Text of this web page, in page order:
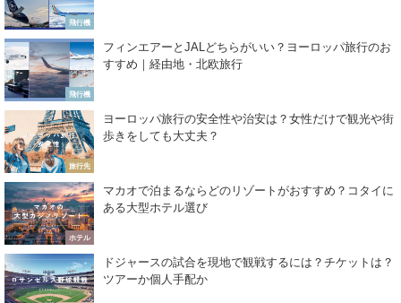
飛行機
飛行機
フィンエアーとJALどちらがいい？ヨーロッパ旅行のお
すすめ｜経由地・北欧旅行
旅行先
ヨーロッパ旅行の安全性や治安は？女性だけで観光や街
歩きをしても大丈夫？
ホテル
マカオで泊まるならどのリゾートがおすすめ？コタイに
ある大型ホテル選び
ドジャースの試合を現地で観戦するには？チケットは？
ツアーか個人手配か